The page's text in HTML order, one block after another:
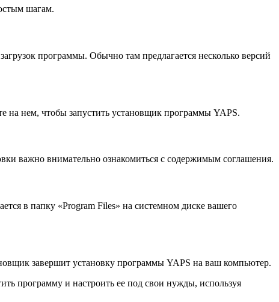
шагам.
программы. Обычно там предлагается несколько версий
на нем, чтобы запустить установщик программы YAPS.
важно внимательно ознакомиться с содержимым соглашения.
в папку «Program Files» на системном диске вашего
завершит установку программы YAPS на ваш компьютер.
программу и настроить ее под свои нужды, используя